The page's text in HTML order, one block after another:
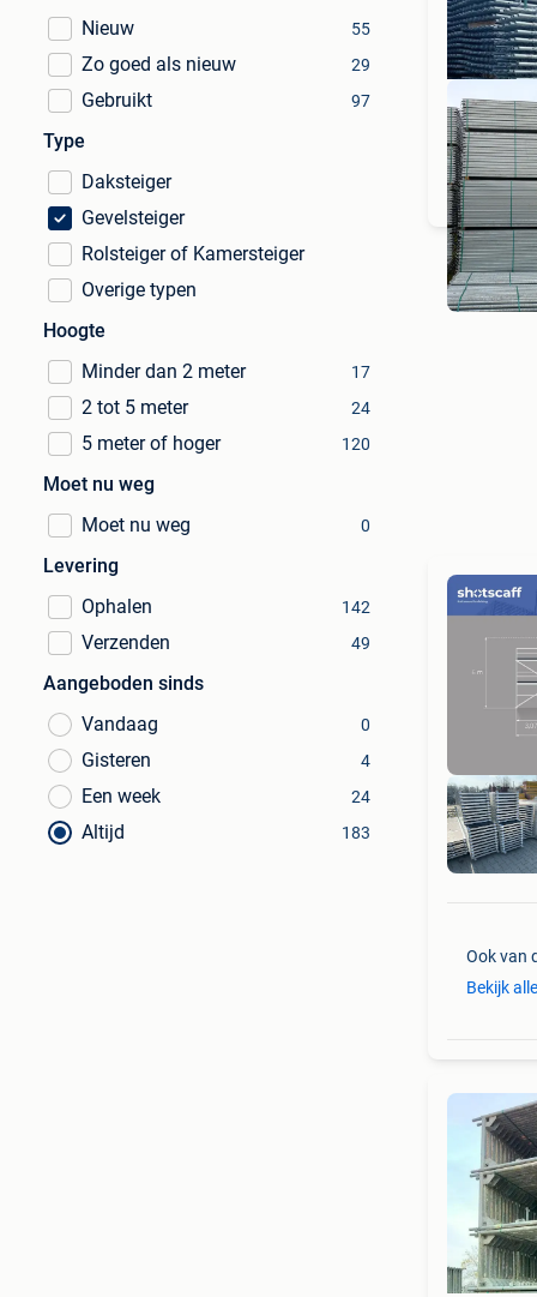
Nieuw
55
Zo goed als nieuw 29
Gebruikt 97
Type
Daksteiger
Gevelsteiger
Rolsteiger of Kamersteiger
Overige typen
Hoogte
Minder dan 2 meter
17
2 tot 5 meter 24
5 meter of hoger 120
Moet nu weg
Moet nu weg
0
Levering
Ophalen
142
Verzenden 49
Aangeboden sinds
Vandaag
0
Gisteren 4
Een week 24
Altijd 183
Ook van
Bekijk